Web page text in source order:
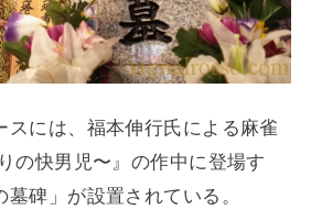
スには、福本伸行氏による麻雀
の快男児〜』の作中に登場す
碑」が設置されている。